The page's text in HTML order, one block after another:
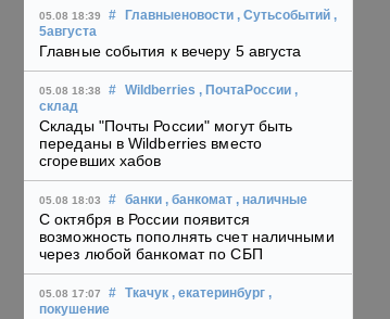
05.08 18:39 # Главныеновости , Сутьсобытий ,
5августа
Главные события к вечеру 5 августа
05.08 18:38 # Wildberries , ПочтаРоссии ,
склад
Склады "Почты России" могут быть
переданы в Wildberries вместо
сгоревших хабов
05.08 18:03 # банки , банкомат , наличные
С октября в России появится
возможность пополнять счет наличными
через любой банкомат по СБП
05.08 17:07 # Ткачук , екатеринбург ,
покушение